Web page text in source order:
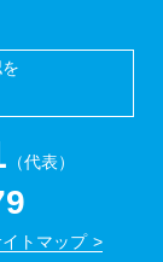
（代表）
トマップ